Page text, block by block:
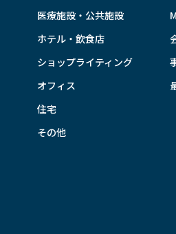
医療施設・公共施設
ホテル・飲食店
ショップライティング
オフィス
住宅
その他